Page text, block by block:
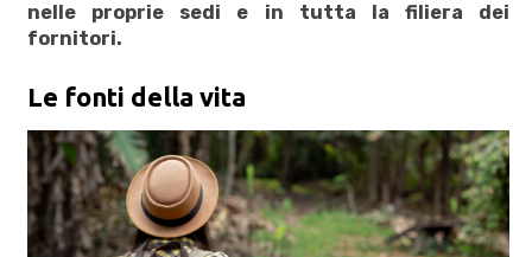
nelle proprie sedi e in tutta la filiera dei
fornitori.
Le fonti della vita